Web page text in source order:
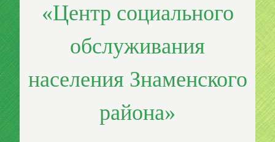
«Центр социального
обслуживания
населения Знаменского
района»